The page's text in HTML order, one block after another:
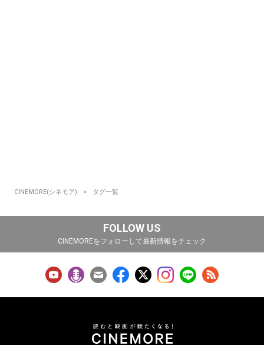
CINEMORE(シネモア) タグ一覧
FOLLOW US
CINEMOREをフォローして最新情報をチェック